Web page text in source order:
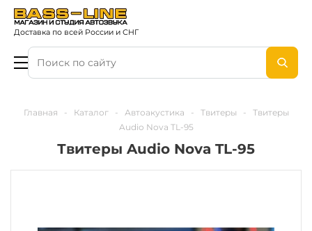
Доставка по всей России и СНГ
Главная - Каталог - Автоакустика - Твитеры -
Твитеры
Audio Nova TL-95
Твитеры Audio Nova TL-95